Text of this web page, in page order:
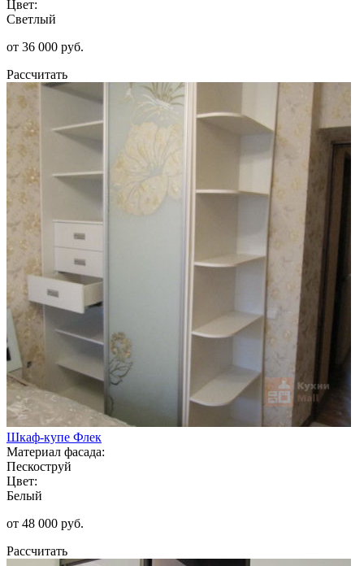
Цвет:
Светлый
от 36 000 руб.
Рассчитать
Шкаф-купе Флек
Материал фасада:
Пескоструй
Цвет:
Белый
от 48 000 руб.
Рассчитать